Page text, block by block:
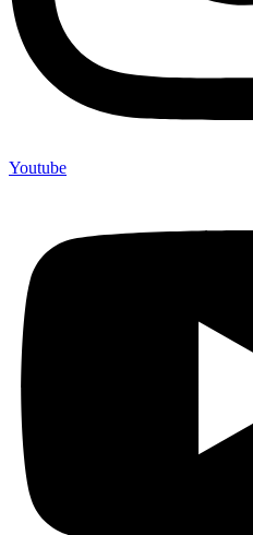
Youtube